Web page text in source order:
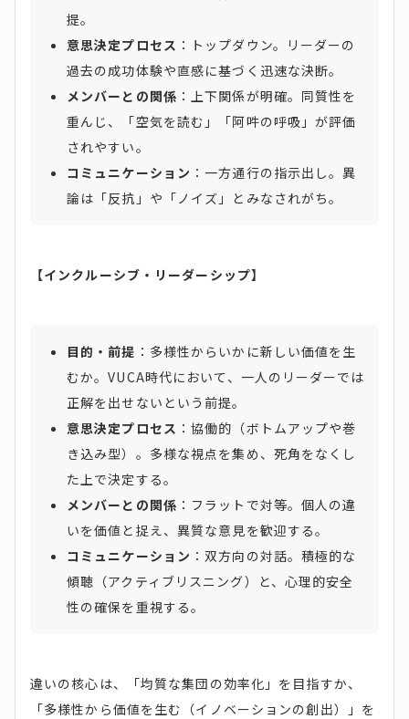
提。
意思決定プロセス ：トップダウン。リーダーの
過去の成功体験や直感に基づく迅速な決断。
メンバーとの関係 ：上下関係が明確。同質性を
重んじ、「空気を読む」「阿吽の呼吸」が評価
されやすい。
コミュニケーション ：一方通行の指示出し。異
論は「反抗」や「ノイズ」とみなされがち。
【インクルーシブ・リーダーシップ】
目的・前提 ：多様性からいかに新しい価値を生
むか。VUCA時代において、一人のリーダーでは
正解を出せないという前提。
意思決定プロセス ：協働的（ボトムアップや巻
き込み型）。多様な視点を集め、死角をなくし
た上で決定する。
メンバーとの関係 ：フラットで対等。個人の違
いを価値と捉え、異質な意見を歓迎する。
コミュニケーション ：双方向の対話。積極的な
傾聴（アクティブリスニング）と、心理的安全
性の確保を重視する。
違いの核心は、「均質な集団の効率化」を目指すか、
「多様性から価値を生む（イノベーションの創出）」を